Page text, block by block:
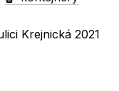
Krejnická 2021